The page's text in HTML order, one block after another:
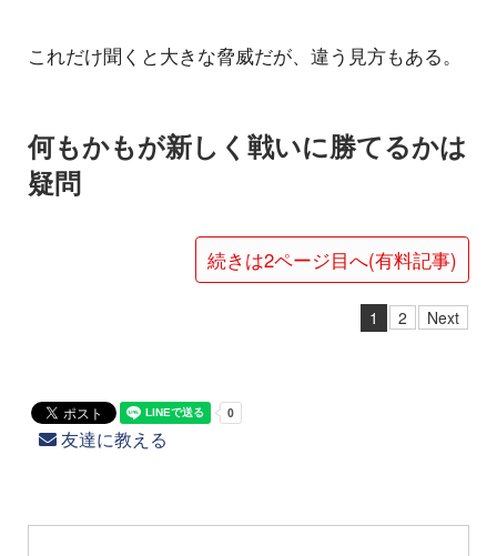
これだけ聞くと大きな脅威だが、違う見方もある。
何もかもが新しく戦いに勝てるかは
疑問
続きは2ページ目へ(有料記事)
1 2 Next
友達に教える